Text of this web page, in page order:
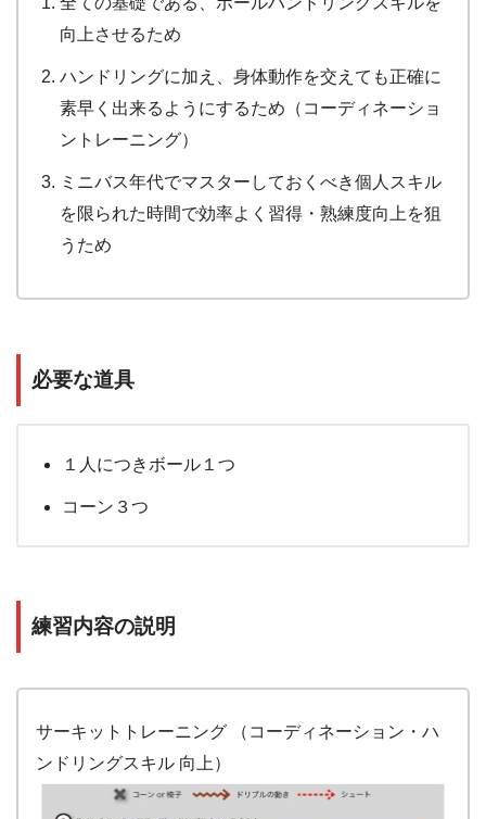
向上させるため
ハンドリングに加え、身体動作を交えても正確に
素早く出来るようにするため（コーディネーショ
ントレーニング）
ミニバス年代でマスターしておくべき個人スキル
を限られた時間で効率よく習得・熟練度向上を狙
うため
必要な道具
１人につきボール１つ
コーン３つ
練習内容の説明
サーキットトレーニング （コーディネーション・ハ
ンドリングスキル 向上）